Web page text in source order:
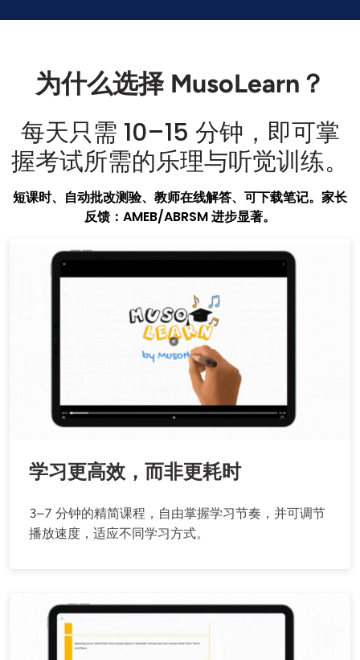
为什么选择 MusoLearn？
每天只需 10–15 分钟，即可掌
握考试所需的乐理与听觉训练。
短课时、自动批改测验、教师在线解答、可下载笔记。家长
反馈：AMEB/ABRSM 进步显著。
学习更高效，而非更耗时
3–7 分钟的精简课程，自由掌握学习节奏，并可调节
播放速度，适应不同学习方式。